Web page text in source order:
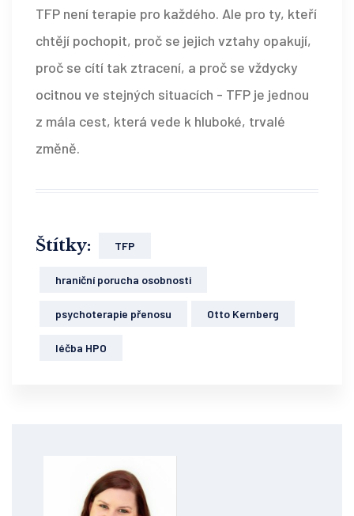
TFP není terapie pro každého. Ale pro ty, kteří
chtějí pochopit, proč se jejich vztahy opakují,
proč se cítí tak ztracení, a proč se vždycky
ocitnou ve stejných situacích - TFP je jednou
z mála cest, která vede k hluboké, trvalé
změně.
Štítky: TFP
hraniční porucha osobnosti
psychoterapie přenosu Otto Kernberg
léčba HPO